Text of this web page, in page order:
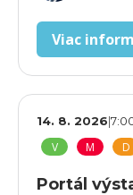
Viac
14. 8. 2026|
V M D
Portál